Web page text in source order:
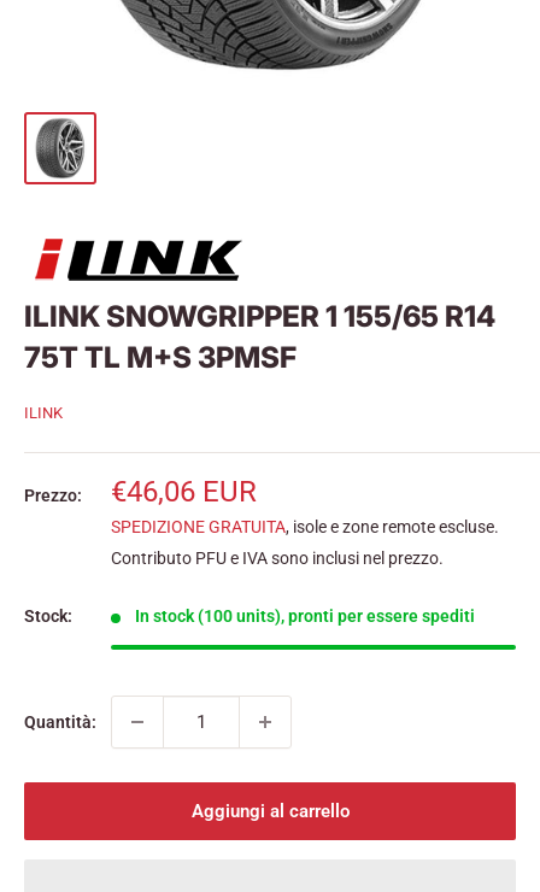
ILINK SNOWGRIPPER 1 155/65 R14
75T TL M+S 3PMSF
ILINK
Prezzo:
Prezzo
scontato
€46,06 EUR
SPEDIZIONE GRATUITA, isole e zone remote escluse.
Contributo PFU e IVA sono inclusi nel prezzo.
Stock: In stock (100 units), pronti per essere spediti
Quantità:
Aggiungi al carrello